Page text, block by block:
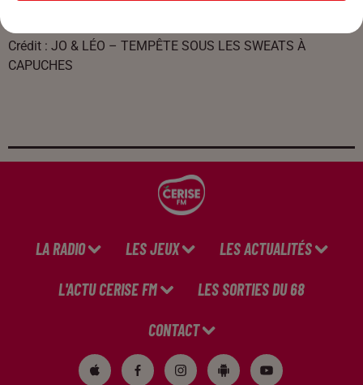
Crédit : JO & LÉO – TEMPÊTE SOUS LES SWEATS À
CAPUCHES
LA RADIO LES JEUX LES ACTUALITÉS
L'ACTU CERISE FM LES SORTIES DU 68
CONTACT